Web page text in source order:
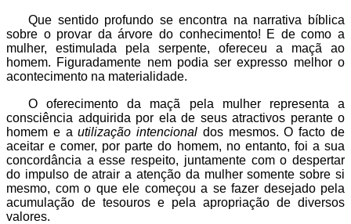
Que sentido profundo se encontra na narrativa bíblica
sobre o provar da árvore do conhecimento! E de como a
mulher, estimulada pela serpente, ofereceu a maçã ao
homem. Figuradamente nem podia ser expresso melhor o
acontecimento na materialidade.
O oferecimento da maçã pela mulher representa a
consciência adquirida por ela de seus atractivos perante o
homem e autilização intencional dos mesmos. O facto de
aceitar e comer, por parte do homem, no entanto, foi a sua
concordância a esse respeito, juntamente com o despertar
do impulso de atrair a atenção da mulher somente sobre si
mesmo, com o que ele começou a se fazer desejado pela
acumulação de tesouros e pela apropriação de diversos
valores.